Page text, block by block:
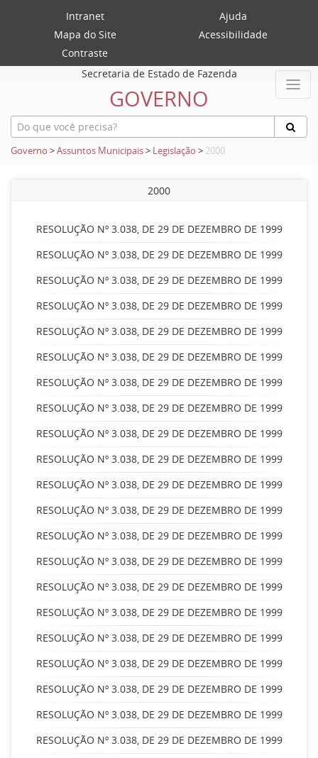
Intranet
Ajuda
Mapa do Site
Acessibilidade
Contraste
Secretaria de Estado de Fazenda
GOVERNO
Governo >Assuntos Municipais> Legislação > 2000
2000
RESOLUÇÃO Nº 3.038, DE 29 DE DEZEMBRO DE 1999
RESOLUÇÃO Nº 3.038, DE 29 DE DEZEMBRO DE 1999
RESOLUÇÃO Nº 3.038, DE 29 DE DEZEMBRO DE 1999
RESOLUÇÃO Nº 3.038, DE 29 DE DEZEMBRO DE 1999
RESOLUÇÃO Nº 3.038, DE 29 DE DEZEMBRO DE 1999
RESOLUÇÃO Nº 3.038, DE 29 DE DEZEMBRO DE 1999
RESOLUÇÃO Nº 3.038, DE 29 DE DEZEMBRO DE 1999
RESOLUÇÃO Nº 3.038, DE 29 DE DEZEMBRO DE 1999
RESOLUÇÃO Nº 3.038, DE 29 DE DEZEMBRO DE 1999
RESOLUÇÃO Nº 3.038, DE 29 DE DEZEMBRO DE 1999
RESOLUÇÃO Nº 3.038, DE 29 DE DEZEMBRO DE 1999
RESOLUÇÃO Nº 3.038, DE 29 DE DEZEMBRO DE 1999
RESOLUÇÃO Nº 3.038, DE 29 DE DEZEMBRO DE 1999
RESOLUÇÃO Nº 3.038, DE 29 DE DEZEMBRO DE 1999
RESOLUÇÃO Nº 3.038, DE 29 DE DEZEMBRO DE 1999
RESOLUÇÃO Nº 3.038, DE 29 DE DEZEMBRO DE 1999
RESOLUÇÃO Nº 3.038, DE 29 DE DEZEMBRO DE 1999
RESOLUÇÃO Nº 3.038, DE 29 DE DEZEMBRO DE 1999
RESOLUÇÃO Nº 3.038, DE 29 DE DEZEMBRO DE 1999
RESOLUÇÃO Nº 3.038, DE 29 DE DEZEMBRO DE 1999
RESOLUÇÃO Nº 3.038, DE 29 DE DEZEMBRO DE 1999